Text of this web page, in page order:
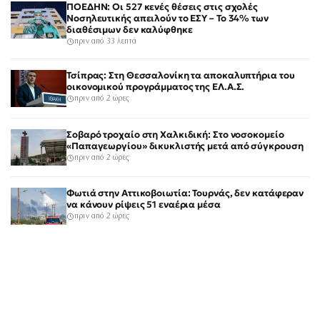
ΠΟΕΔΗΝ: Οι 527 κενές θέσεις στις σχολές
Νοσηλευτικής απειλούν το ΕΣΥ – Το 34% των
διαθέσιμων δεν καλύφθηκε
πριν από 33 λεπτά
Τσίπρας: Στη Θεσσαλονίκη τα αποκαλυπτήρια του
οικονομικού προγράμματος της ΕΛ.Α.Σ.
πριν από 2 ώρες
Σοβαρό τροχαίο στη Χαλκιδική: Στο νοσοκομείο
«Παπαγεωργίου» δικυκλιστής μετά από σύγκρουση
πριν από 2 ώρες
Φωτιά στην Αττικοβοιωτία: Τουρνάς, δεν κατάφεραν
να κάνουν ρίψεις 51 εναέρια μέσα
πριν από 2 ώρες